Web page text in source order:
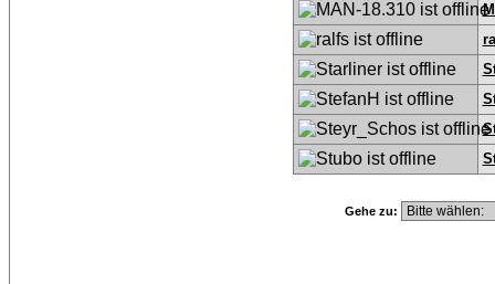
Gehe zu: